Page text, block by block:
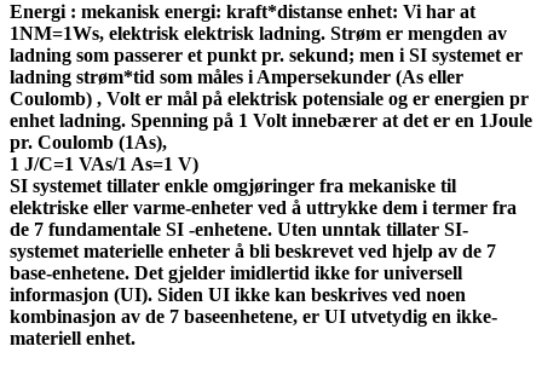
Energi : mekanisk energi: kraft*distanse enhet: Vi har at
1NM=1Ws, elektrisk elektrisk ladning. Strøm er mengden av
ladning som passerer et punkt pr. sekund; men i SI systemet er
ladning strøm*tid som måles i Ampersekunder (As eller
Coulomb) , Volt er mål på elektrisk potensiale og er energien pr
enhet ladning. Spenning på 1 Volt innebærer at det er en 1Joule
pr. Coulomb (1As),
1 J/C=1 VAs/1 As=1 V)
SI systemet tillater enkle omgjøringer fra mekaniske til
elektriske eller varme-enheter ved å uttrykke dem i termer fra
de 7 fundamentale SI -enhetene. Uten unntak tillater SI-
systemet materielle enheter å bli beskrevet ved hjelp av de 7
base-enhetene. Det gjelder imidlertid ikke for universell
informasjon (UI). Siden UI ikke kan beskrives ved noen
kombinasjon av de 7 baseenhetene, er UI utvetydig en ikke-
materiell enhet.